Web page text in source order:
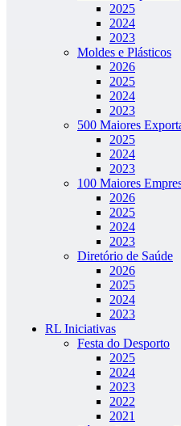
2025
2024
2023
Moldes e Plásticos
2026
2025
2024
2023
500 Maiores
2025
2024
2023
100 Maiores
2026
2025
2024
2023
Diretório de Saúde
2026
2025
2024
2023
RL Iniciativas
Festa do Desporto
2025
2024
2023
2022
2021